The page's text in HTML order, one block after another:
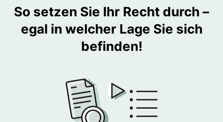
So setzen Sie Ihr Recht durch –
egal in welcher Lage Sie sich
befinden!